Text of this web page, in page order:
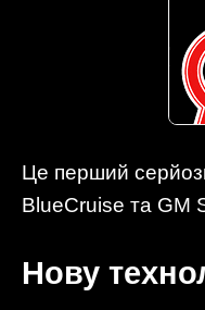
Це перший
BlueCruise та GM
Нову